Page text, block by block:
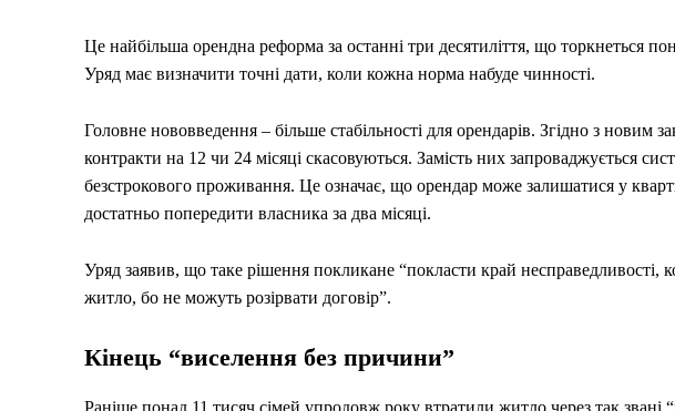
Це найбільша орендна реформа за останні три десятиліття, що торкнеться
Уряд має визначити точні дати, коли кожна норма набуде чинності.
Головне нововведення – більше стабільності для орендарів. Згідно з новим
контракти на 12 чи 24 місяці скасовуються. Замість них запроваджується
безстрокового проживання. Це означає, що орендар може залишатися у
достатньо попередити власника за два місяці.
Уряд заявив, що таке рішення покликане “покласти край несправедливості,
житло, бо не можуть розірвати договір”.
Кінець “виселення без причини”
Раніше понад 11 тисяч сімей упродовж року втратили житло через так звані